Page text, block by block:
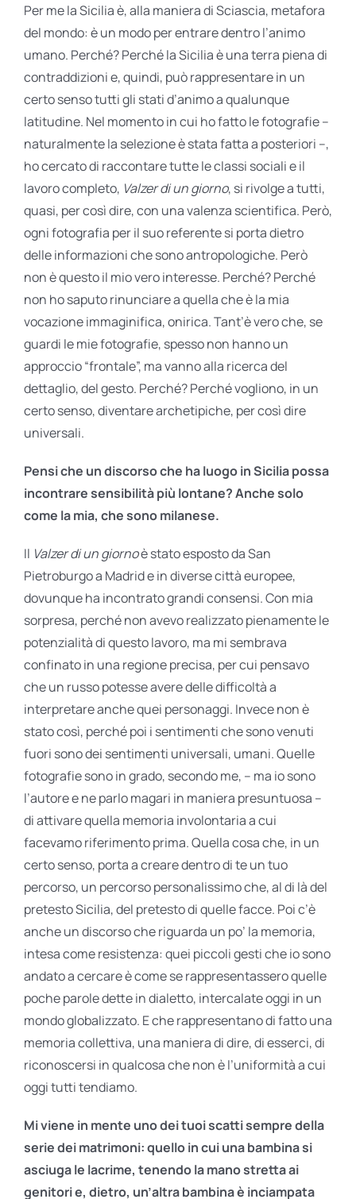
Per me la Sicilia è, alla maniera di Sciascia, metafora
del mondo: è un modo per entrare dentro l’animo
umano. Perché? Perché la Sicilia è una terra piena di
contraddizioni e, quindi, può rappresentare in un
certo senso tutti gli stati d’animo a qualunque
latitudine. Nel momento in cui ho fatto le fotografie –
naturalmente la selezione è stata fatta a posteriori –,
ho cercato di raccontare tutte le classi sociali e il
lavoro completo, Valzer di un giorno, si rivolge a tutti,
quasi, per così dire, con una valenza scientifica. Però,
ogni fotografia per il suo referente si porta dietro
delle informazioni che sono antropologiche. Però
non è questo il mio vero interesse. Perché? Perché
non ho saputo rinunciare a quella che è la mia
vocazione immaginifica, onirica. Tant’è vero che, se
guardi le mie fotografie, spesso non hanno un
approccio “frontale”, ma vanno alla ricerca del
dettaglio, del gesto. Perché? Perché vogliono, in un
certo senso, diventare archetipiche, per così dire
universali.
Pensi che un discorso che ha luogo in Sicilia possa
incontrare sensibilità più lontane? Anche solo
come la mia, che sono milanese.
Il Valzer di un giornoè stato esposto da San
Pietroburgo a Madrid e in diverse città europee,
dovunque ha incontrato grandi consensi. Con mia
sorpresa, perché non avevo realizzato pienamente le
potenzialità di questo lavoro, ma mi sembrava
confinato in una regione precisa, per cui pensavo
che un russo potesse avere delle difficoltà a
interpretare anche quei personaggi. Invece non è
stato così, perché poi i sentimenti che sono venuti
fuori sono dei sentimenti universali, umani. Quelle
fotografie sono in grado, secondo me, – ma io sono
l’autore e ne parlo magari in maniera presuntuosa –
di attivare quella memoria involontaria a cui
facevamo riferimento prima. Quella cosa che, in un
certo senso, porta a creare dentro di te un tuo
percorso, un percorso personalissimo che, al di là del
pretesto Sicilia, del pretesto di quelle facce. Poi c’è
anche un discorso che riguarda un po’ la memoria,
intesa come resistenza: quei piccoli gesti che io sono
andato a cercare è come se rappresentassero quelle
poche parole dette in dialetto, intercalate oggi in un
mondo globalizzato. E che rappresentano di fatto una
memoria collettiva, una maniera di dire, di esserci, di
riconoscersi in qualcosa che non è l’uniformità a cui
oggi tutti tendiamo.
Mi viene in mente uno dei tuoi scatti sempre della
serie dei matrimoni: quello in cui una bambina si
asciuga le lacrime, tenendo la mano stretta ai
genitori e, dietro, un’altra bambina è inciampata